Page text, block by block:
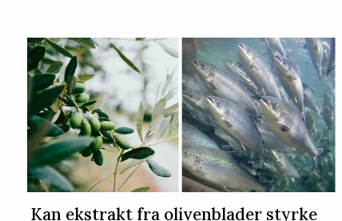
Kan ekstrakt fra olivenblader styrke